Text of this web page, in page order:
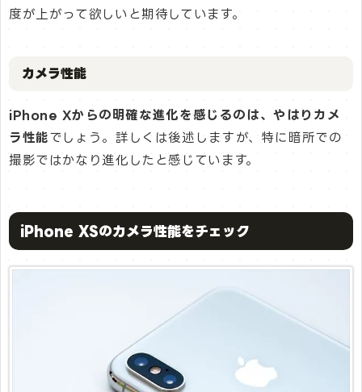
度が上がって欲しいと期待しています。
カメラ性能
iPhone Xからの明確な進化を感じるのは、やはりカメ
ラ性能でしょう。詳しくは後述しますが、特に暗所での
撮影ではかなり進化したと感じています。
iPhone XSのカメラ性能をチェック